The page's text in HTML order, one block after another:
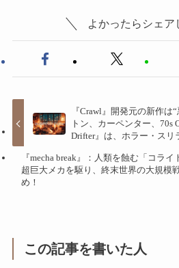
よかったらシェア
『Crawl』開発元の新作は
トン、カーペンター、70s
Drifter』は、ホラー・スリ
『mecha break』：人類を蝕む「コライ
超巨大メカを駆り、終末世界の大規模
め！
この記事を書いた人